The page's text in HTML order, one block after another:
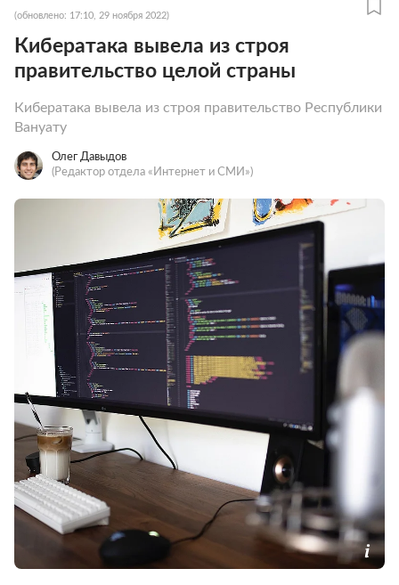
(обновлено: 17:10, 29 ноября 2022)
Кибератака вывела из строя
правительство целой страны
Кибератака вывела из строя правительство Республики
Вануату
Олег Давыдов
(Редактор отдела «Интернет и СМИ»)